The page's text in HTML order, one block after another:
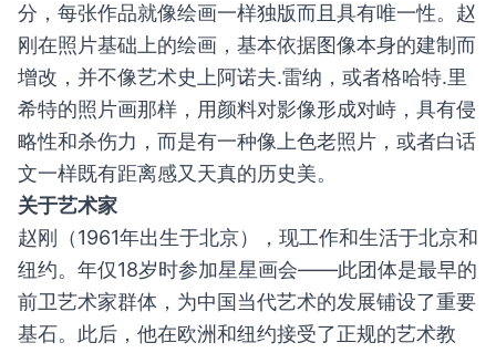
分，每张作品就像绘画一样独版而且具有唯一性。赵
刚在照片基础上的绘画，基本依据图像本身的建制而
增改，并不像艺术史上阿诺夫.雷纳，或者格哈特.里
希特的照片画那样，用颜料对影像形成对峙，具有侵
略性和杀伤力，而是有一种像上色老照片，或者白话
文一样既有距离感又天真的历史美。
关于艺术家
赵刚（1961年出生于北京），现工作和生活于北京和
纽约。年仅18岁时参加星星画会——此团体是最早的
前卫艺术家群体，为中国当代艺术的发展铺设了重要
基石。此后，他在欧洲和纽约接受了正规的艺术教